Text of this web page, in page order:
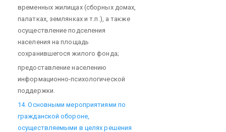
временных жилищах (сборных домах,
палатках, землянках и т.п.), а также
осуществление подселения
населения на площадь
сохранившегося жилого фонда;
предоставление населению
информационно-психологической
поддержки.
14. Основными мероприятиями по
гражданской обороне,
осуществляемыми в целях решения